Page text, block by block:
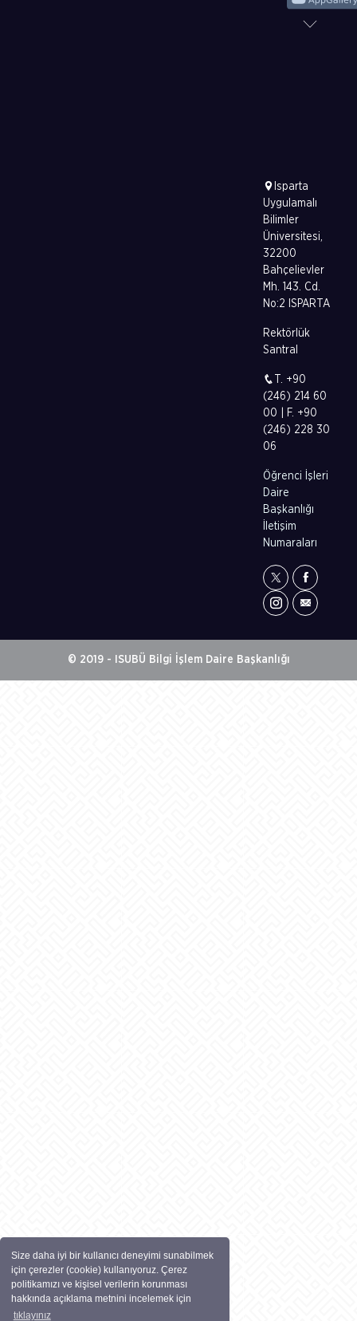
Size daha iyi bir kullanıcı deneyimi sunabilmek
için çerezler (cookie) kullanıyoruz. Çerez
politikamızı ve kişisel verilerin korunması
hakkında açıklama metnini incelemek için
tıklayınız
Isparta
Uygulamalı
Bilimler
Üniversitesi,
32200
Bahçelievler
Mh. 143. Cd.
No:2 ISPARTA
Rektörlük
Santral
T. +90
(246) 214 60
00 | F. +90
(246) 228 30
06
Öğrenci İşleri
Daire
Başkanlığı
İletişim
Numaraları
© 2019 - ISUBÜ Bilgi İşlem Daire Başkanlığı